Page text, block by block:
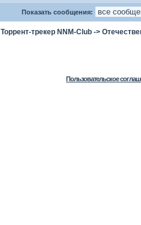
Показать сообщения:
Торрент-трекер NNM-Club ->
Пользовательское